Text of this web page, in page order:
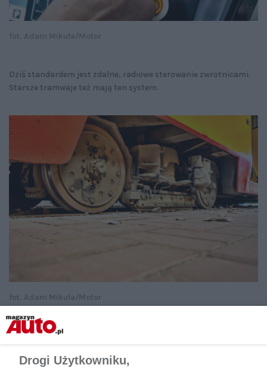
Dziś standardem jest zdalne, radiowe sterowanie zwrotnicami.
Starsze tramwaje też mają ten system.
W tramwajach starszych, np. typu Konstal 105N, stosowano
Drogi Użytkowniku,